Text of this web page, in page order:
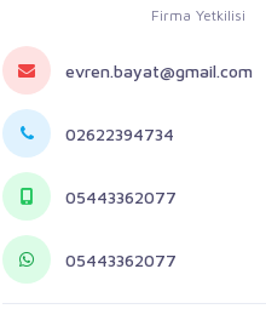
Firma Yetkilisi
evren.bayat@gmail.com
02622394734
05443362077
05443362077